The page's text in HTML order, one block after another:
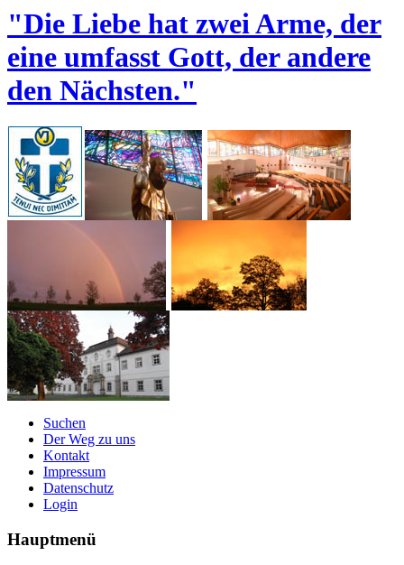
"Die Liebe hat zwei Arme, der
eine umfasst Gott, der andere
den Nächsten."
Suchen
Der Weg zu uns
Kontakt
Impressum
Datenschutz
Login
Hauptmenü